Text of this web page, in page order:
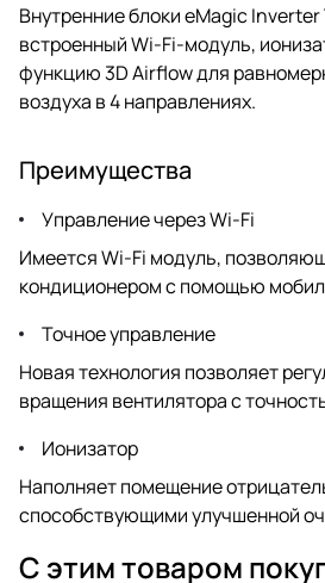
Внутренние блоки eMagic
встроенный Wi-Fi-модуль,
функцию 3D Airflow для
воздуха в 4 направлениях.
Преимущества
Управление через Wi-Fi
Имеется Wi-Fi модуль,
кондиционером с помощью
Точное управление
Новая технология позволяет
вращения вентилятора с
Ионизатор
Наполняет помещение
способствующими улучшенной
С этим товаром